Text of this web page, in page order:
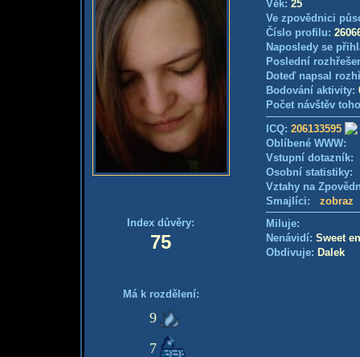
Index důvěry:
75
Má k rozdělení:
9
7
Věk: 25
Ve zpovědnici
Číslo profilu:
Naposledy se
Poslední
Doteď napsal
Bodování aktivity:
Počet návštěv
ICQ: 206133595
Oblíbené WWW:
Vstupní
Osobní
Vztahy na
Smajlíci: zobraz
Miluje:
Nenávidí: Sweet
Obdivuje: Dalek